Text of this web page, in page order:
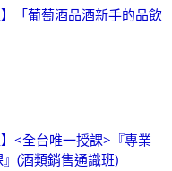
】「葡萄酒品酒新手的品飲
】<全台唯一授課>『專業
(酒類銷售通識班)